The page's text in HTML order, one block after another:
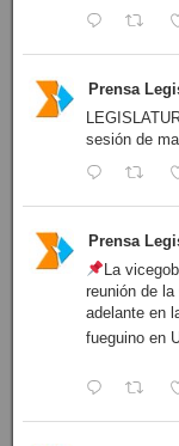
Prensa
sesión de
Prensa
La
reunión de
adelante en
fueguino en